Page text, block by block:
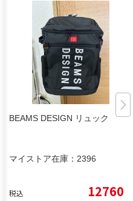
BEAMS DESIGN リュック
マイストア在庫： 2396
税込 12760